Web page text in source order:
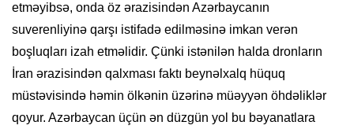
etməyibsə, onda öz ərazisindən Azərbaycanın
suverenliyinə qarşı istifadə edilməsinə imkan verən
boşluqları izah etməlidir. Çünki istənilən halda dronların
İran ərazisindən qalxması faktı beynəlxalq hüquq
müstəvisində həmin ölkənin üzərinə müəyyən öhdəliklər
qoyur. Azərbaycan üçün ən düzgün yol bu bəyanatlara